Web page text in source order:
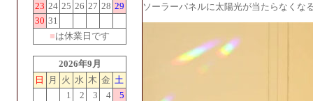
23 24 25 26 27 28 29
30 31
■は休業日です
2026年9月
日
月 火 水 木 金 土
1
2 3 4
5
ソーラーパネルに太陽光が当たらなくな